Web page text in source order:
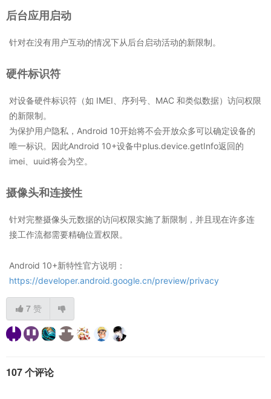
后台应用启动
针对在没有用户互动的情况下从后台启动活动的新限制。
硬件标识符
对设备硬件标识符（如 IMEI、序列号、MAC 和类似数据）访问权限
的新限制。
为保护用户隐私，Android 10开始将不会开放众多可以确定设备的
唯一标识。因此Android 10+设备中plus.device.getInfo返回的
imei、uuid将会为空。
摄像头和连接性
针对完整摄像头元数据的访问权限实施了新限制，并且现在许多连
接工作流都需要精确位置权限。
Android 10+新特性官方说明：
https://developer.android.google.cn/preview/privacy
7 赞
107 个评论